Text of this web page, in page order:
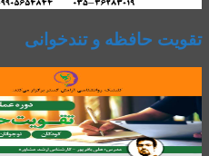
تقویت حافظه و تندخوانی